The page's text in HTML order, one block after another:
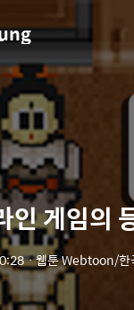
인 게임의
ㆍ웹툰 Webtoon/한